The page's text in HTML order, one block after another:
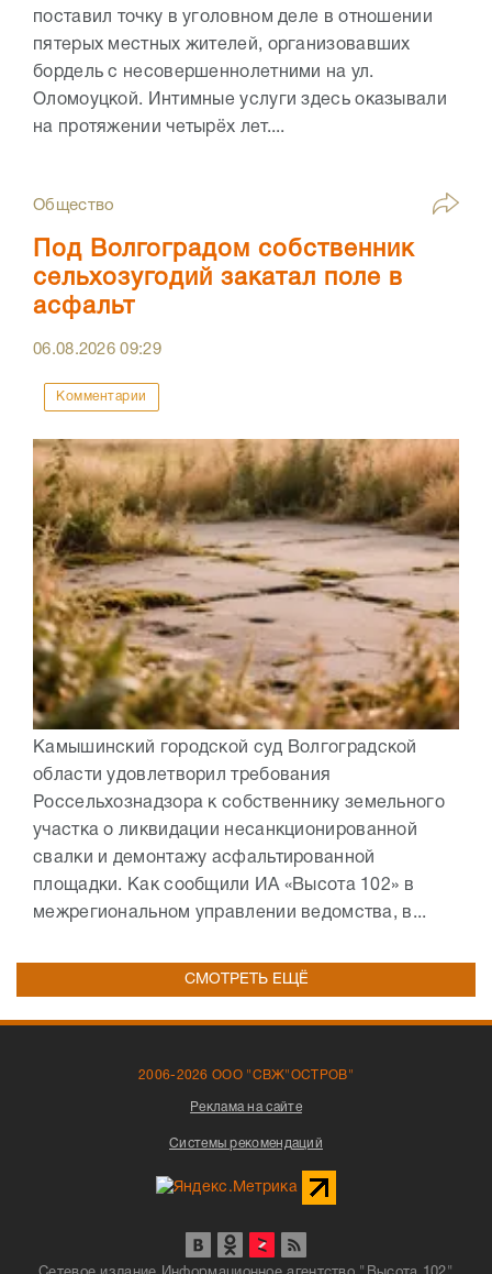
поставил точку в уголовном деле в отношении
пятерых местных жителей, организовавших
бордель с несовершеннолетними на ул.
Оломоуцкой. Интимные услуги здесь оказывали
на протяжении четырёх лет....
Общество
Под Волгоградом собственник
сельхозугодий закатал поле в
асфальт
06.08.202609:29
Комментарии
Камышинский городской суд Волгоградской
области удовлетворил требования
Россельхознадзора к собственнику земельного
участка о ликвидации несанкционированной
свалки и демонтажу асфальтированной
площадки. Как сообщили ИА «Высота 102» в
межрегиональном управлении ведомства, в...
СМОТРЕТЬ ЕЩЁ
2006-2026 ООО "СВЖ"ОСТРОВ"
Реклама на сайте
Системы рекомендаций